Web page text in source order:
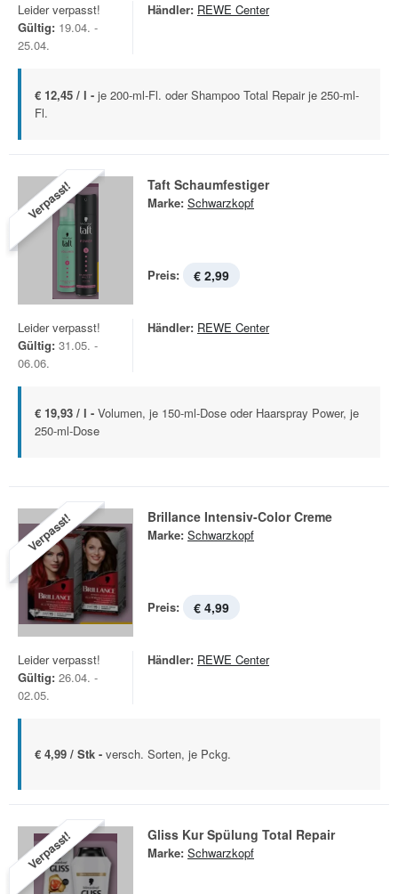
Leider verpasst!
Gültig: 19.04. -
25.04.
Händler: REWE Center
€ 12,45 / l - je 200-ml-Fl. oder Shampoo Total Repair je 250-ml-
Fl.
Verpasst! Taft Schaumfestiger
Marke: Schwarzkopf
Preis: € 2,99
Leider verpasst!
Gültig: 31.05. -
06.06.
Händler: REWE Center
€ 19,93 / l - Volumen, je 150-ml-Dose oder Haarspray Power, je
250-ml-Dose
Verpasst! Brillance Intensiv-Color Creme
Marke: Schwarzkopf
Preis: € 4,99
Leider verpasst!
Gültig: 26.04. -
02.05.
Händler: REWE Center
€ 4,99 / Stk - versch. Sorten, je Pckg.
Verpasst! Gliss Kur Spülung Total Repair
Marke: Schwarzkopf